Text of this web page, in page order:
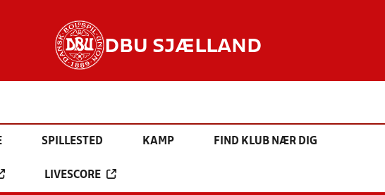
DBU SJÆLLAND
SPILLESTED KAMP FIND KLUB NÆR DIG
LIVESCORE